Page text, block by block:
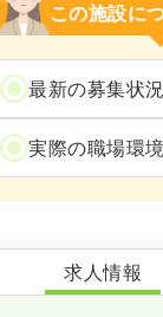
この施設に
最新の募集状
実際の職場環
デイサー
求人情報